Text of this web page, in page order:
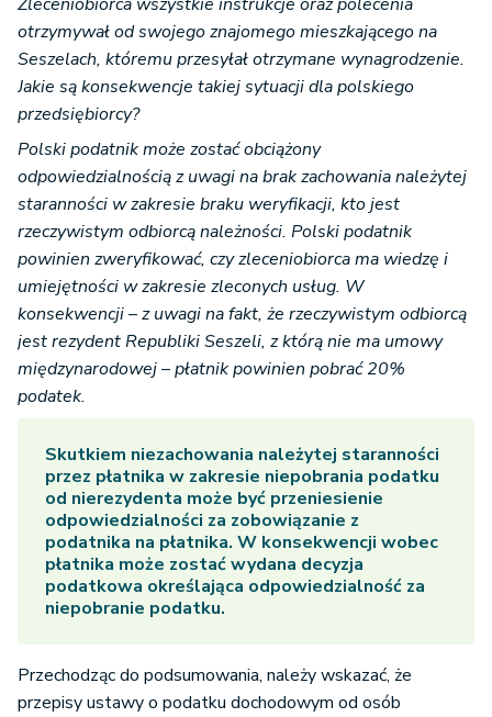
otrzymywał od swojego znajomego mieszkającego na
Seszelach, któremu przesyłał otrzymane wynagrodzenie.
Jakie są konsekwencje takiej sytuacji dla polskiego
przedsiębiorcy?
Polski podatnik może zostać obciążony
odpowiedzialnością z uwagi na brak zachowania należytej
staranności w zakresie braku weryfikacji, kto jest
rzeczywistym odbiorcą należności. Polski podatnik
powinien zweryfikować, czy zleceniobiorca ma wiedzę i
umiejętności w zakresie zleconych usług. W
konsekwencji – z uwagi na fakt, że rzeczywistym odbiorcą
jest rezydent Republiki Seszeli, z którą nie ma umowy
międzynarodowej – płatnik powinien pobrać 20%
podatek.
Skutkiem niezachowania należytej staranności
przez płatnika w zakresie niepobrania podatku
od nierezydenta może być przeniesienie
odpowiedzialności za zobowiązanie z
podatnika na płatnika. W konsekwencji wobec
płatnika może zostać wydana decyzja
podatkowa określająca odpowiedzialność za
niepobranie podatku.
Przechodząc do podsumowania, należy wskazać, że
przepisy ustawy o podatku dochodowym od osób